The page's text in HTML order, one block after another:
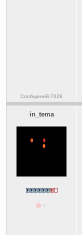
Сообщений:7628
in_tema